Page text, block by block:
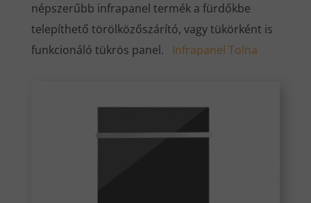
népszerűbb infrapanel termék a fürdőkbe
telepíthető törölközőszárító, vagy tükörként is
funkcionáló tükrös panel. Infrapanel Tolna